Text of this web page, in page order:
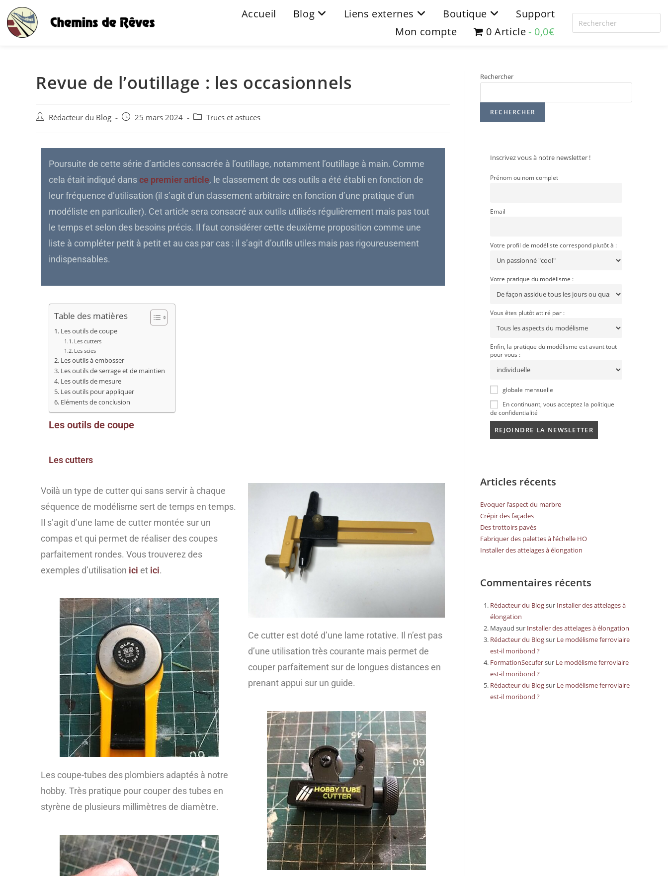
Accueil Blog Liens externes Boutique
Support
Mon compte
0 Article 0,0€
Revue de l’outillage : les occasionnels
Rédacteur du Blog 25 mars 2024 Trucs et astuces
Poursuite de cette série d’articles consacrée à l’outillage, notamment l’outillage à main. Comme
cela était indiqué dansce premier article, le classement de ces outils a été établi en fonction de
leur fréquence d’utilisation (il s’agit d’un classement arbitraire en fonction d’une pratique d’un
modéliste en particulier). Cet article sera consacré aux outils utilisés régulièrement mais pas tout
le temps et selon des besoins précis. Il faut considérer cette deuxième proposition comme une
liste à compléter petit à petit et au cas par cas : il s’agit d’outils utiles mais pas rigoureusement
indispensables.
Table des matières
Les outils de coupe
Les cutters
Les scies
Les outils à embosser
Les outils de serrage et de maintien
Les outils de mesure
Les outils pour appliquer
Eléments de conclusion
Les outils de coupe
Les cutters
Voilà un type de cutter qui sans servir à chaque
séquence de modélisme sert de temps en temps.
Il s’agit d’une lame de cutter montée sur un
compas et qui permet de réaliser des coupes
parfaitement rondes. Vous trouverez des
exemples d’utilisation ici et ici.
Les coupe-tubes des plombiers adaptés à notre
hobby. Très pratique pour couper des tubes en
styrène de plusieurs millimètres de diamètre.
Ce cutter est doté d’une lame rotative. Il n’est pas
d’une utilisation très courante mais permet de
couper parfaitement sur de longues distances en
prenant appui sur un guide.
Rechercher
RECHERCHER
Inscrivez vous à notre newsletter !
Prénom ou nom complet
Email
Votre profil de modéliste correspond plutôt à :
Votre pratique du modélisme :
Vous êtes plutôt attiré par :
Enfin, la pratique du modélisme est avant tout
pour vous :
globale mensuelle
En continuant, vous acceptez la politique
de confidentialité
Articles récents
Evoquer l’aspect du marbre
Crépir des façades
Des trottoirs pavés
Fabriquer des palettes à l’échelle HO
Installer des attelages à élongation
Commentaires récents
Rédacteur du Blogsur Installer des attelages à
élongation
Mayaud sur Installer des attelages à élongation
Rédacteur du Blogsur Le modélisme ferroviaire
est-il moribond ?
FormationSecufersur Le modélisme ferroviaire
est-il moribond ?
Rédacteur du Blogsur Le modélisme ferroviaire
est-il moribond ?